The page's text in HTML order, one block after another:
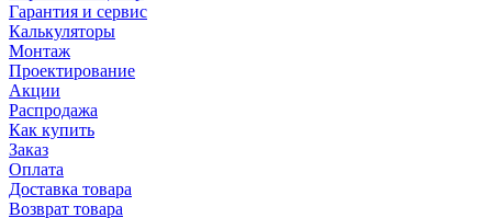
Гарантия и сервис
Калькуляторы
Монтаж
Проектирование
Акции
Распродажа
Как купить
Заказ
Оплата
Доставка товара
Возврат товара